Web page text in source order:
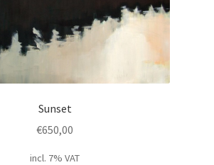
Sunset
€650,00
incl. 7% VAT